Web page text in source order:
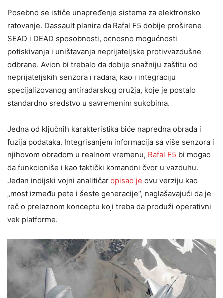
Posebno se ističe unapređenje sistema za elektronsko
ratovanje. Dassault planira da Rafal F5 dobije proširene
SEAD i DEAD sposobnosti, odnosno mogućnosti
potiskivanja i uništavanja neprijateljske protivvazdušne
odbrane. Avion bi trebalo da dobije snažniju zaštitu od
neprijateljskih senzora i radara, kao i integraciju
specijalizovanog antiradarskog oružja, koje je postalo
standardno sredstvo u savremenim sukobima.
Jedna od ključnih karakteristika biće napredna obrada i
fuzija podataka. Integrisanjem informacija sa više senzora i
njihovom obradom u realnom vremenu, Rafal F5 bi mogao
da funkcioniše i kao taktički komandni čvor u vazduhu.
Jedan indijski vojni analitičar opisao je ovu verziju kao
„most između pete i šeste generacije“, naglašavajući da je
reč o prelaznom konceptu koji treba da produži operativni
vek platforme.